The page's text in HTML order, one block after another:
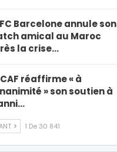
Barcelone annule son
amical au Maroc
la crise…
réaffirme « à
» son soutien à
1 De 30 841